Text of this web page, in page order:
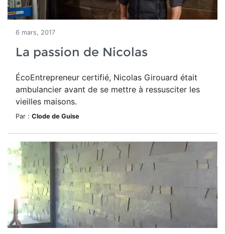
6 mars, 2017
La passion de Nicolas
ÉcoEntrepreneur certifié, Nicolas Girouard était
ambulancier avant de se mettre à ressusciter les
vieilles maisons.
Par : Clode de Guise